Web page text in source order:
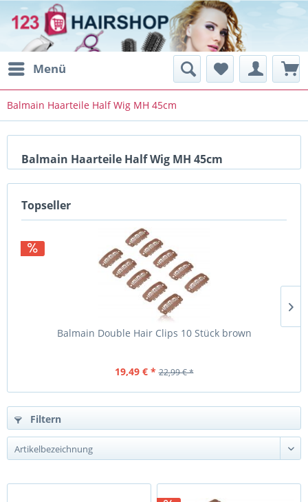
Menü
Balmain Haarteile Half Wig MH 45cm
Balmain Haarteile Half Wig MH 45cm
Topseller
Balmain Double Hair Clips 10 Stück brown
19,49 € * 22,99 € *
Filtern